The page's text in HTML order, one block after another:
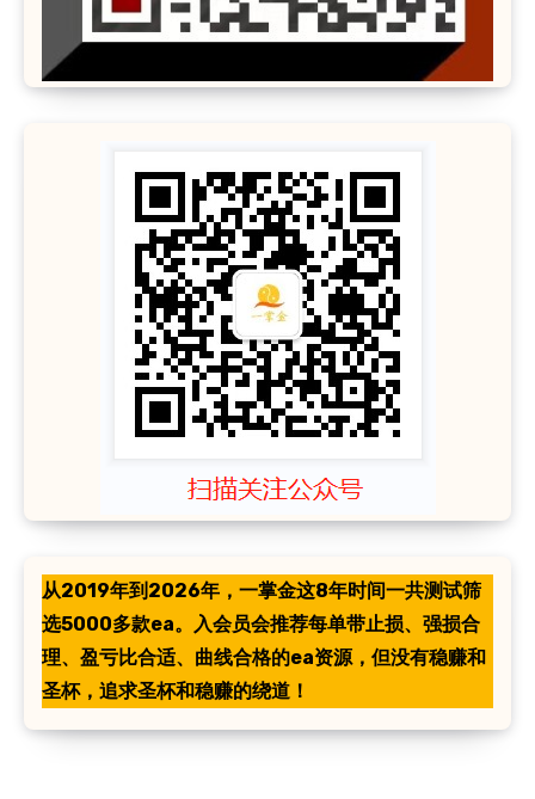
从2019年到2026年，一掌金这8年时间一共测试筛
选5000多款ea。入会员会推荐每单带止损、强损合
理、盈亏比合适、曲线合格的ea资源，但没有稳赚和
圣杯，追求圣杯和稳赚的绕道！